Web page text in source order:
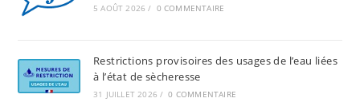
5 AOÛT 2026 / 0 COMMENTAIRE
Restrictions provisoires des usages de l’eau liées
à l’état de sècheresse
31 JUILLET 2026 / 0 COMMENTAIRE